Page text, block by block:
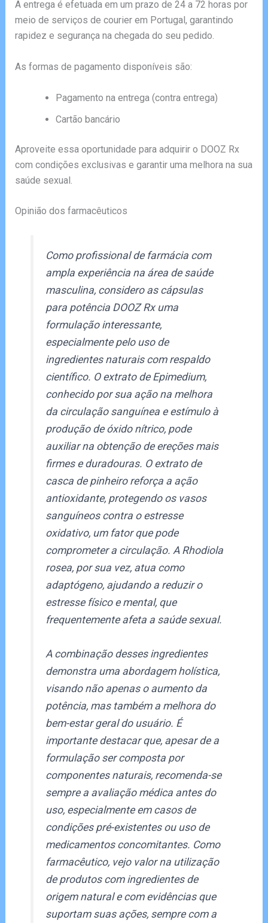
A entrega é efetuada em um prazo de 24 a 72 horas por
meio de serviços de courier em Portugal, garantindo
rapidez e segurança na chegada do seu pedido.
As formas de pagamento disponíveis são:
Pagamento na entrega (contra entrega)
Cartão bancário
Aproveite essa oportunidade para adquirir o DOOZ Rx
com condições exclusivas e garantir uma melhora na sua
saúde sexual.
Opinião dos farmacêuticos
Como profissional de farmácia com
ampla experiência na área de saúde
masculina, considero as cápsulas
para potência DOOZ Rx uma
formulação interessante,
especialmente pelo uso de
ingredientes naturais com respaldo
científico. O extrato de Epimedium,
conhecido por sua ação na melhora
da circulação sanguínea e estímulo à
produção de óxido nítrico, pode
auxiliar na obtenção de ereções mais
firmes e duradouras. O extrato de
casca de pinheiro reforça a ação
antioxidante, protegendo os vasos
sanguíneos contra o estresse
oxidativo, um fator que pode
comprometer a circulação. A Rhodiola
rosea, por sua vez, atua como
adaptógeno, ajudando a reduzir o
estresse físico e mental, que
frequentemente afeta a saúde sexual.
A combinação desses ingredientes
demonstra uma abordagem holística,
visando não apenas o aumento da
potência, mas também a melhora do
bem-estar geral do usuário. É
importante destacar que, apesar de a
formulação ser composta por
componentes naturais, recomenda-se
sempre a avaliação médica antes do
uso, especialmente em casos de
condições pré-existentes ou uso de
medicamentos concomitantes. Como
farmacêutico, vejo valor na utilização
de produtos com ingredientes de
origem natural e com evidências que
suportam suas ações, sempre com a